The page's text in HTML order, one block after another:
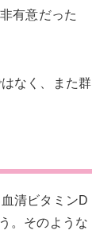
有意だった
なく、また群
清ビタミンD
。そのような